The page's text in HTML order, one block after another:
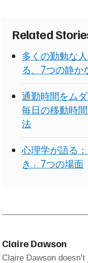
Related
多くの勤勉な
る、7つの静か
通勤時間をム
毎日の移動時
法
心理学が語る
き」7つの場面
Claire Dawson
Claire Dawson